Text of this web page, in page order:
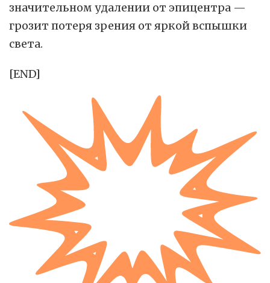
значительном удалении от эпицентра —
грозит потеря зрения от яркой вспышки
света.
[END]